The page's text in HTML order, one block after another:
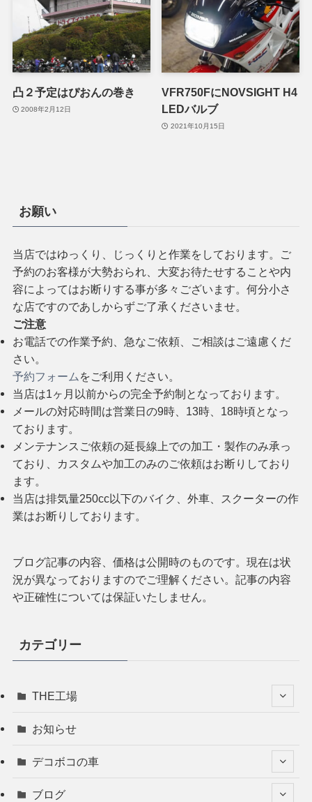
凸２予定はぴおんの巻き
2008年2月12日
VFR750FにNOVSIGHT H4
LEDバルブ
2021年10月15日
お願い
当店ではゆっくり、じっくりと作業をしております。ご
予約のお客様が大勢おられ、大変お待たせすることや内
容によってはお断りする事が多々ございます。何分小さ
な店ですのであしからずご了承くださいませ。
ご注意
お電話での作業予約、急なご依頼、ご相談はご遠慮くだ
さい。
予約フォーム をご利用ください。
当店は1ヶ月以前からの完全予約制となっております。
メールの対応時間は営業日の9時、13時、18時頃となっ
ております。
メンテナンスご依頼の延長線上での加工・製作のみ承っ
ており、カスタムや加工のみのご依頼はお断りしており
ます。
当店は排気量250cc以下のバイク、外車、スクーターの作
業はお断りしております。
ブログ記事の内容、価格は公開時のものです。現在は状
況が異なっておりますのでご理解ください。記事の内容
や正確性については保証いたしません。
カテゴリー
THE工場
お知らせ
デコボコの車
ブログ